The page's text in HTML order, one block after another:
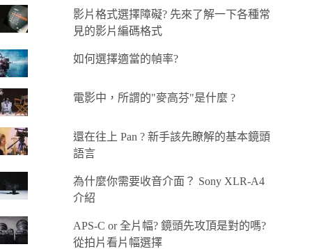
影片格式選擇障礙? 先來了解一下各種常
見的影片編碼格式
如何選擇適當的幀率?
電影中，所謂的"麥高芬"是什麼 ?
還在往上 Pan ? 新手該先瞭解的基本鏡頭
語言
為什麼你需要收音介面？ Sony XLR-A4
介紹
APS-C or 全片幅? 鏡頭先攻頂是對的嗎?
從拍片看片幅選擇